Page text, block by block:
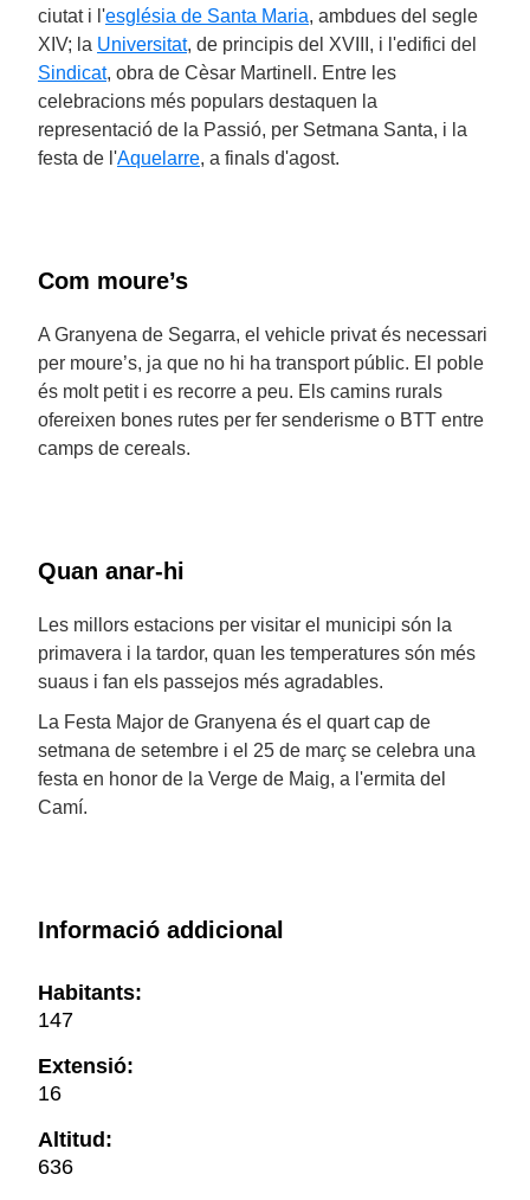
ciutat i l'església de Santa Maria, ambdues del segle
XIV; la Universitat, de principis del XVIII, i l'edifici del
Sindicat, obra de Cèsar Martinell. Entre les
celebracions més populars destaquen la
representació de la Passió, per Setmana Santa, i la
festa de l'Aquelarre, a finals d'agost.
Com moure’s
A Granyena de Segarra, el vehicle privat és necessari
per moure’s, ja que no hi ha transport públic. El poble
és molt petit i es recorre a peu. Els camins rurals
ofereixen bones rutes per fer senderisme o BTT entre
camps de cereals.
Quan anar-hi
Les millors estacions per visitar el municipi són la
primavera i la tardor, quan les temperatures són més
suaus i fan els passejos més agradables.
La Festa Major de Granyena és el quart cap de
setmana de setembre i el 25 de març se celebra una
festa en honor de la Verge de Maig, a l'ermita del
Camí.
Informació addicional
Habitants:
147
Extensió:
16
Altitud:
636